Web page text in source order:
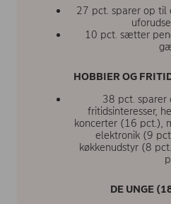
27 pct. sparer op til
10 pct. sætter
HOBBIER OG
38 pct. sparer
fritidsinteresser,
koncerter (16 pct.),
elektronik (9
køkkenudstyr (8
DE UNGE